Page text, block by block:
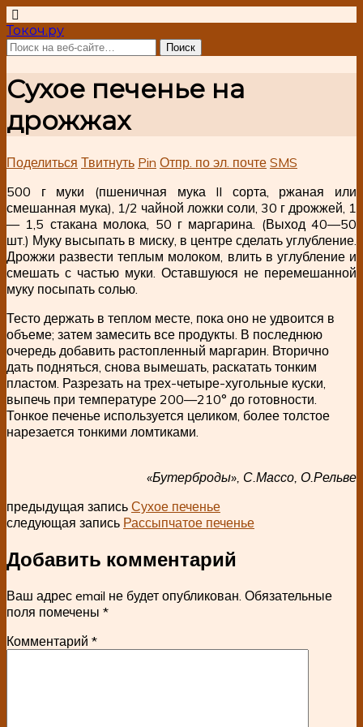
Токоч.ру
Сухое печенье на
дрожжах
Поделиться Твитнуть Pin Отпр. по эл. почте SMS
500 г муки (пшеничная мука II сорта, ржаная или
смешанная мука), 1/2 чайной ложки соли, 30 г дрожжей, 1
— 1,5 стакана молока, 50 г маргарина. (Выход 40—50
шт.) Муку высыпать в миску, в центре сделать углубление.
Дрожжи развести теплым молоком, влить в углубление и
смешать с частью муки. Оставшуюся не перемешанной
муку посыпать солью.
Тесто держать в теплом месте, пока оно не удвоится в
объеме; затем замесить все продукты. В последнюю
очередь добавить растопленный маргарин. Вторично
дать подняться, снова вымешать, раскатать тонким
пластом. Разрезать на трех-четыре-хугольные куски,
выпечь при температуре 200—210° до готовности.
Тонкое печенье используется целиком, более толстое
нарезается тонкими ломтиками.
«Бутерброды», С.Массо, О.Рельве
предыдущая запись Сухое печенье
следующая запись Рассыпчатое печенье
Добавить комментарий
Ваш адрес email не будет опубликован. Обязательные
поля помечены *
Комментарий *